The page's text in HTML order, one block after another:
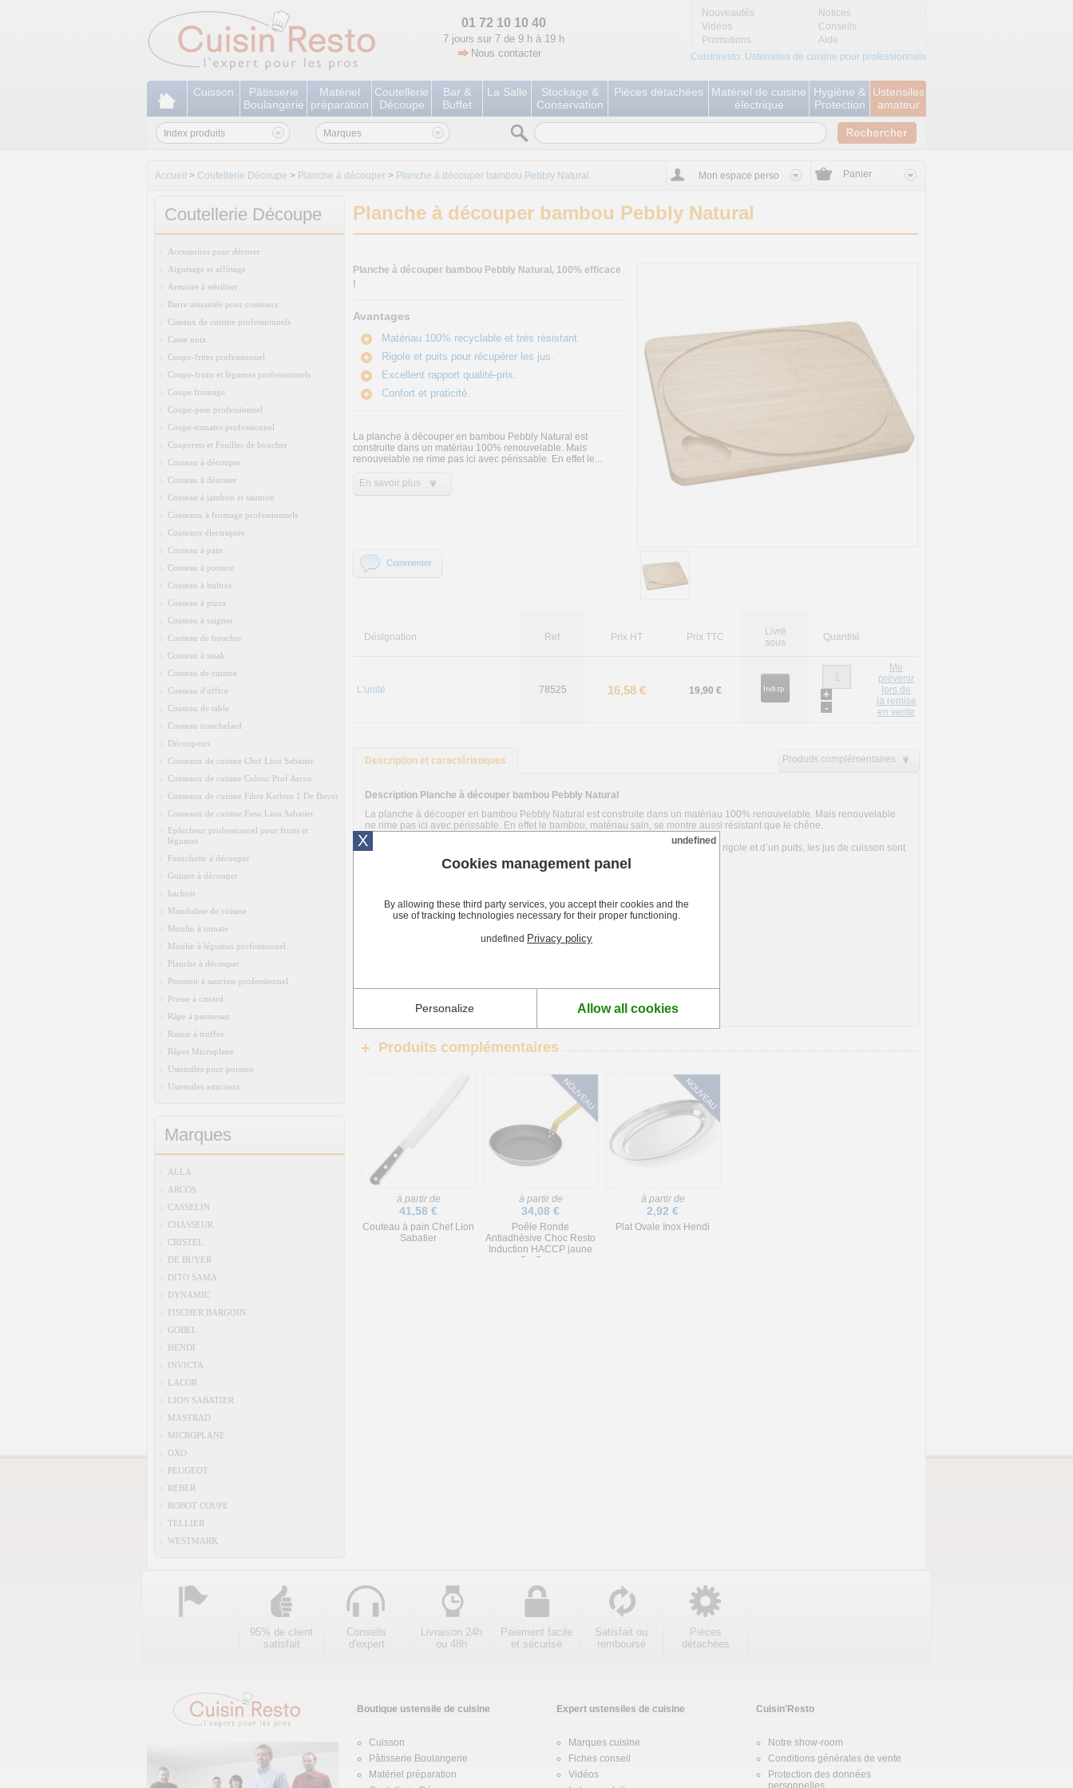
01 72 10 10 40
7 jours sur 7 de 9 h à 19 h
Nous contacter
Nouveautés
Notices
Vidéos
Conseils
Promotions
Aide
Cuisinresto: Ustensiles de cuisine pour professionnels
Cuisson
Pâtisserie
Boulangerie
Matériel
préparation
Coutellerie
Découpe
Bar &
Buffet
La Salle
Stockage &
Conservation
Pièces détachées
Matériel de cuisine
électrique
Hygiène &
Protection
Ustensiles
amateur
Marques
Index produits
Accueil > Coutellerie Découpe > Planche à découper > Planche à découper bambou Pebbly Natural Mon espace perso Panier
Coutellerie Découpe
Accessoires pour décorer
Aiguisage et affûtage
Armoire à stériliser
Barre aimantée pour couteaux
Ciseaux de cuisine professionnels
Casse noix
Coupe-frites professionnel
Coupe-fruits et légumes professionnels
Coupe fromage
Coupe-pain professionnel
Coupe-tomates professionnel
Couperets et Feuilles de boucher
Couteau à découper
Couteau à désosser
Couteau à jambon et saumon
Couteaux à fromage professionnels
Couteaux électriques
Couteau à pain
Couteau à poisson
Couteau à huîtres
Couteau à pizza
Couteau à saigner
Couteau de boucher
Couteau à steak
Couteau de cuisine
Couteau d'office
Couteau de table
Couteau tranchelard
Découpoirs
Couteaux de cuisine Chef Lion Sabatier
Couteaux de cuisine Colour Prof Arcos
Couteaux de cuisine Fibre Karbon 1 De Buyer
Couteaux de cuisine Fuso Lion Sabatier
Eplucheur professionnel pour fruits et
légumes
Fourchette à découper
Guitare à découper
hachoir
Mandoline de cuisine
Moulin à tomate
Moulin à légumes professionnel
Planche à découper
Poussoir à saucisse professionnel
Presse à canard
Râpe à parmesan
Rasoir à truffes
Râpes Microplane
Ustensiles pour poisson
Ustensiles astucieux
Marques
ALLA
ARCOS
CASSELIN
CHASSEUR
CRISTEL
DE BUYER
DITO SAMA
DYNAMIC
FISCHER BARGOIN
GOBEL
HENDI
INVICTA
LACOR
LION SABATIER
MASTRAD
MICROPLANE
OXO
PEUGEOT
REBER
ROBOT COUPE
TELLIER
WESTMARK
Planche à découper bambou Pebbly Natural
Planche à découper bambou Pebbly Natural, 100% efficace
!
Avantages
Matériau 100% recyclable et très résistant.
Rigole et puits pour récupérer les jus.
Excellent rapport qualité-prix.
Confort et praticité.
La planche à découper en bambou Pebbly Natural est
construite dans un matériau 100% renouvelable. Mais
renouvelable ne rime pas ici avec périssable. En effet le...
En savoir plus
Commenter
Désignation Ref. Prix HT Prix TTC
Livré
sous
Quantité
L'unité 78525 16,58 € 19,90 €
+
-
Me
prévenir
lors de
la remise
en vente
Description et caractéristiques Produits complémentaires
Description Planche à découper bambou Pebbly Natural
La planche à découper en bambou Pebbly Natural est construite dans un matériau 100% renouvelable. Mais renouvelable
ne rime pas ici avec périssable. En effet le bambou, matériau sain, se montre aussi résistant que le chêne.
Par ailleurs, elle ne se déforme pas car elle n’absorbe pas l’humidité. Dotée d’une rigole et d’un puits, les jus de cuisson sont
aisément récupérables.
Matière bambou.
Nettoyage à l'eau chaude avec liquide vaisselle.
+ Produits complémentaires
à partir de
41,58 €
Couteau à pain Chef Lion
Sabatier
à partir de
34,08 €
Poêle Ronde
Antiadhésive Choc Resto
Induction HACCP jaune
De Buyer
à partir de
2,92 €
Plat Ovale Inox Hendi
95% de client
satisfait
Conseils
d'expert
Livraison 24h
ou 48h
Paiement facile
et sécurisé
Satisfait ou
remboursé
Pièces
détachées
Boutique ustensile de cuisine
Cuisson
Pâtisserie Boulangerie
Matériel préparation
Expert ustensiles de cuisine
Marques cuisine
Fiches conseil
Vidéos
Cuisin'Resto
Notre show-room
Conditions générales de vente
Protection des données
personnelles
X undefined
Cookies management panel
By allowing these third party services, you accept their cookies and the
use of tracking technologies necessary for their proper functioning.
undefined Privacy policy
Personalize Allow all cookies